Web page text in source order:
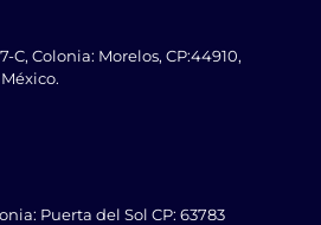
C, Colonia: Morelos, CP:44910,
Puerta del Sol CP: 63783